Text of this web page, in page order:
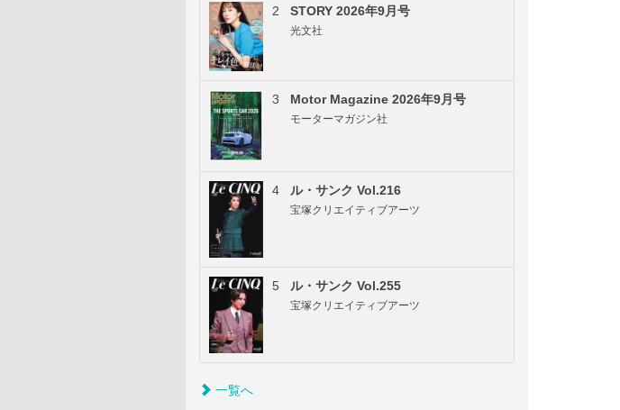
2 STORY 2026年9月号
光文社
3 Motor Magazine 2026年9月号
モーターマガジン社
4 ル・サンク Vol.216
宝塚クリエイティブアーツ
5 ル・サンク Vol.255
宝塚クリエイティブアーツ
一覧へ